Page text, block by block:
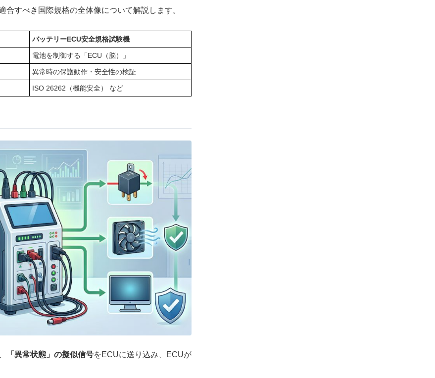
すべき国際規格の全体像について解説します。
バッテリーECU安全規格試験機
電池を制御する「ECU（脳）」
異常時の保護動作・安全性の検証
ISO 26262（機能安全） など
「異常状態」の擬似信号をECUに送り込み、ECUが